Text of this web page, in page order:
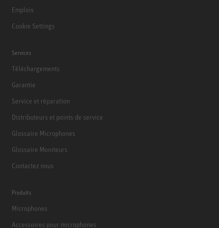
Emplois
Cookie Settings
Services
Téléchargements
Garantie
Service et réparation
Distributeurs et points de service
Glossaire Microphones
Glossaire Moniteurs
Contactez nous
Produits
Microphones
Accessoires pour microphones